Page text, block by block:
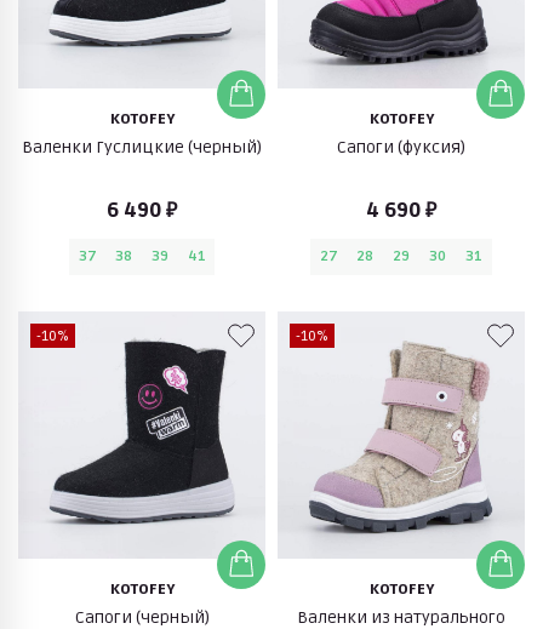
KOTOFEY
Валенки Гуслицкие (черный)
6 490 ₽
37 38 39 41
KOTOFEY
Сапоги (фуксия)
4 690 ₽
27 28 29 30 31
-10%
KOTOFEY
Сапоги (черный)
-10%
KOTOFEY
Валенки из натурального